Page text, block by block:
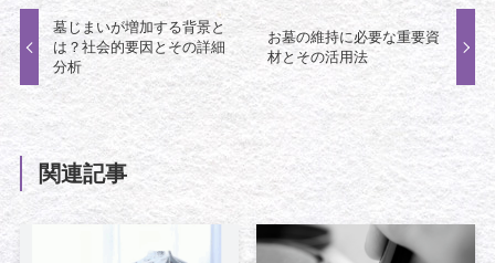
墓じまいが増加する背景と
は？社会的要因とその詳細
分析
お墓の維持に必要な重要資
材とその活用法
関連記事